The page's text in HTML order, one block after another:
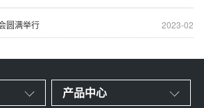
2023-02
圆满举行
产品中心